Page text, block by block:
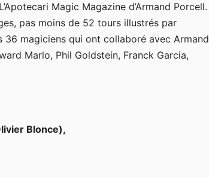
Magic Magazine d’Armand Porcell.
pas moins de 52 tours illustrés par
36 magiciens qui ont collaboré avec Armand
Marlo, Phil Goldstein, Franck Garcia,
Blonce),